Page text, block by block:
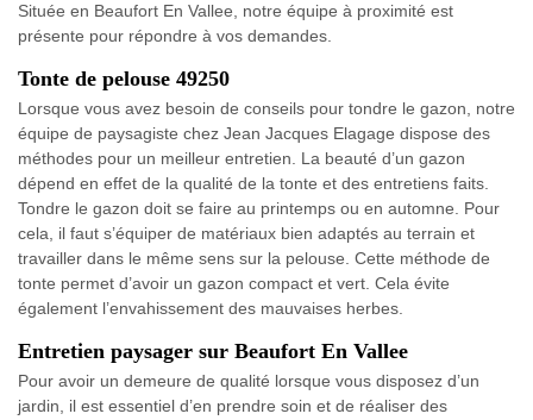
Située en Beaufort En Vallee, notre équipe à proximité est
présente pour répondre à vos demandes.
Tonte de pelouse 49250
Lorsque vous avez besoin de conseils pour tondre le gazon, notre
équipe de paysagiste chez Jean Jacques Elagage dispose des
méthodes pour un meilleur entretien. La beauté d’un gazon
dépend en effet de la qualité de la tonte et des entretiens faits.
Tondre le gazon doit se faire au printemps ou en automne. Pour
cela, il faut s’équiper de matériaux bien adaptés au terrain et
travailler dans le même sens sur la pelouse. Cette méthode de
tonte permet d’avoir un gazon compact et vert. Cela évite
également l’envahissement des mauvaises herbes.
Entretien paysager sur Beaufort En Vallee
Pour avoir un demeure de qualité lorsque vous disposez d’un
jardin, il est essentiel d’en prendre soin et de réaliser des